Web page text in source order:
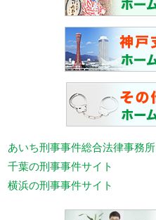
あいち刑事事件総合法律事務所
千葉の刑事事件サイト
横浜の刑事事件サイト